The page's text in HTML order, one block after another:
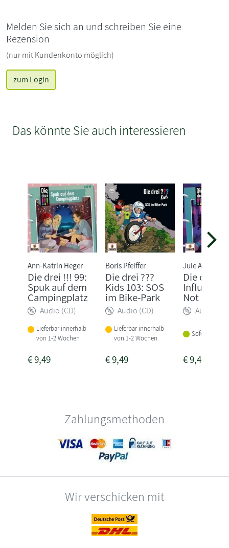
Melden Sie sich an und schreiben Sie eine
Rezension
(nur mit Kundenkonto möglich)
zum Login
Das könnte Sie auch interessieren
Ann-Katrin Heger
Die drei !!! 99:
Spuk auf dem
Campingplatz
Audio (CD)
Lieferbar innerhalb
von 1-2 Wochen
€9,49
Boris Pfeiffer
Die drei ???
Kids 103: SOS
im Bike-Park
Audio (CD)
Lieferbar innerhalb
von 1-2 Wochen
€9,49
Jule Ambach
Die drei
Not
Audio
Sofort
€9,49
Zahlungsmethoden
Wir verschicken mit